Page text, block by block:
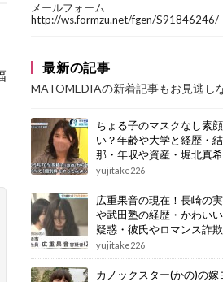
メールフォーム
http://ws.formzu.net/fgen/S91846246/
最新の記事
MATOMEDIAの新着記事もお見逃し
ちょる子のマスクなし素
い？年齢や大学と経歴・
那・年収や資産・堀北真
画像もまとめ
yujitake226
広重果音の現在！長崎の
や武田塾の経歴・かわい
疑惑・彼氏やロマンス詐
逮捕もまとめ
yujitake226
カノックスター(かの)の嫁